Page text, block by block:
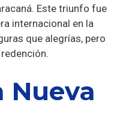
Este triunfo fue
internacional en la
que alegrías, pero
Nueva